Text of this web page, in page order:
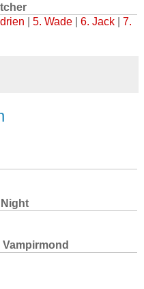
5. Wade 6. Jack
7.